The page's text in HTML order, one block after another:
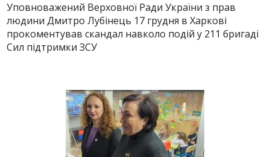
Уповноважений Верховної Ради України з прав
людини Дмитро Лубінець 17 грудня в Харкові
прокоментував скандал навколо подій у 211 бригаді
Сил підтримки ЗСУ